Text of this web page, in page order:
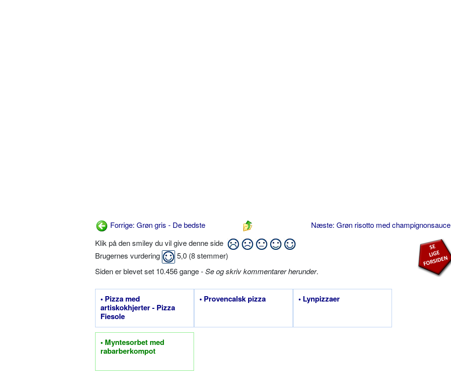
Forrige: Grøn gris - De bedste
Næste: Grøn risotto med champignonsauce
Klik på den smiley du vil give denne side
Brugernes vurdering
5,0 (8stemmer)
Siden er blevet set 10.456 gange -Se og skriv kommentarer herunder.
• Pizza med
artiskokhjerter - Pizza
Fiesole
• Provencalsk pizza • Lynpizzaer
• Myntesorbet med
rabarberkompot